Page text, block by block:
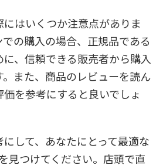
はいくつか注意点がありま
の購入の場合、正規品である
、信頼できる販売者から購入
また、商品のレビューを読ん
を参考にすると良いでしょ
して、あなたにとって最適な
見つけてください。店頭で直